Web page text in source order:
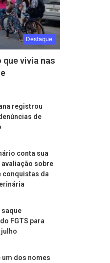
Destaque
que vivia nas
registrou
de
conta sua
sobre
conquistas da
saque
FGTS para
um dos nomes